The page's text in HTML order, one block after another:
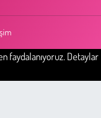
faydalanıyoruz. Detaylar